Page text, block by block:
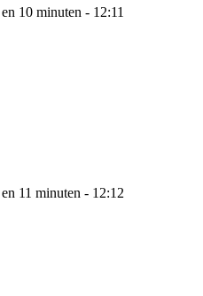
10 minuten - 12:11
11 minuten - 12:12